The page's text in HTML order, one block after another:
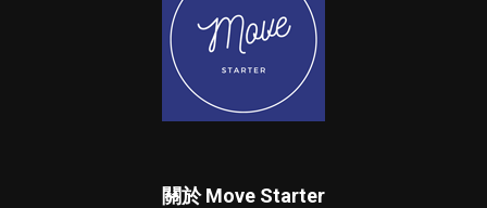
關於 Move Starter